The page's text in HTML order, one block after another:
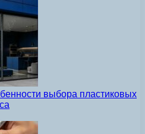
выбора пластиковых